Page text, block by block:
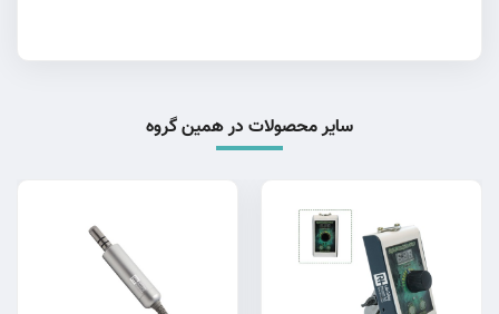
سایر محصولات در همین گروه